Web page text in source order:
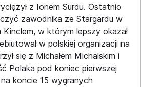
z Ionem Surdu. Ostatnio
zawodnika ze Stargardu w
w którym lepszy okazał
w polskiej organizacji na
się z Michałem Michalskim i
Polaka pod koniec pierwszej
koncie 15 wygranych